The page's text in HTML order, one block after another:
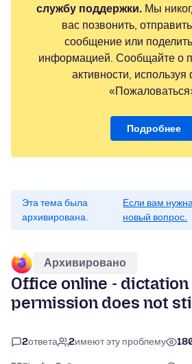
службу поддержки.Мы
вас позвонить,
сообщение или
информацией. Сообщайте о
активности,
Подробнее
Эта тема была
архивирована.
Если вам
новый вопрос.
Архивировано
Office online -
permission does not
2ответа 2имеют эту проблему